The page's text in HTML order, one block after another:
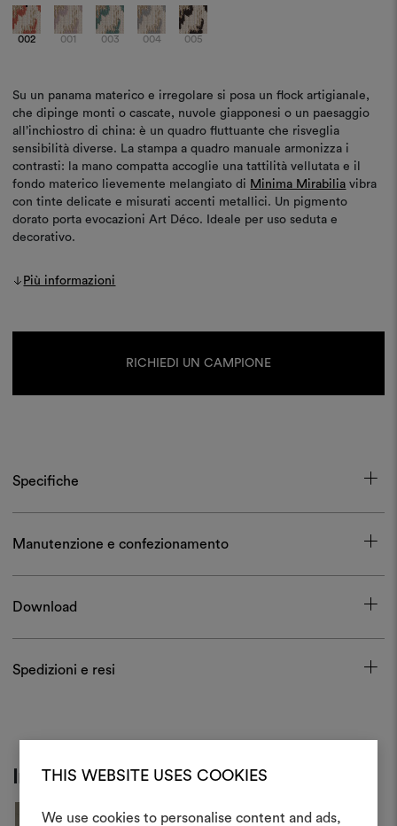
THIS WEBSITE USES COOKIES
We use cookies to personalise content and ads,
002 001 003 004 005
Su un panama materico e irregolare si posa un flock artigianale,
che dipinge monti o cascate, nuvole giapponesi o un paesaggio
all’inchiostro di china: è un quadro fluttuante che risveglia
sensibilità diverse. La stampa a quadro manuale armonizza i
contrasti: la mano compatta accoglie una tattilità vellutata e il
fondo materico lievemente melangiato di Minima Mirabilia vibra
con tinte delicate e misurati accenti metallici. Un pigmento
dorato porta evocazioni Art Déco. Ideale per uso seduta e
decorativo.
Più informazioni
RICHIEDI UN CAMPIONE
Specifiche
Manutenzione e confezionamento
Download
Spedizioni e resi
Inspiration